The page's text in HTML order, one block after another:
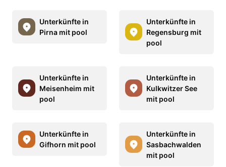
Unterkünfte in
Pirna mit pool
Unterkünfte in
Regensburg mit
pool
Unterkünfte in
Meisenheim mit
pool
Unterkünfte in
Kulkwitzer See
mit pool
Unterkünfte in
Gifhorn mit pool
Unterkünfte in
Sasbachwalden
mit pool